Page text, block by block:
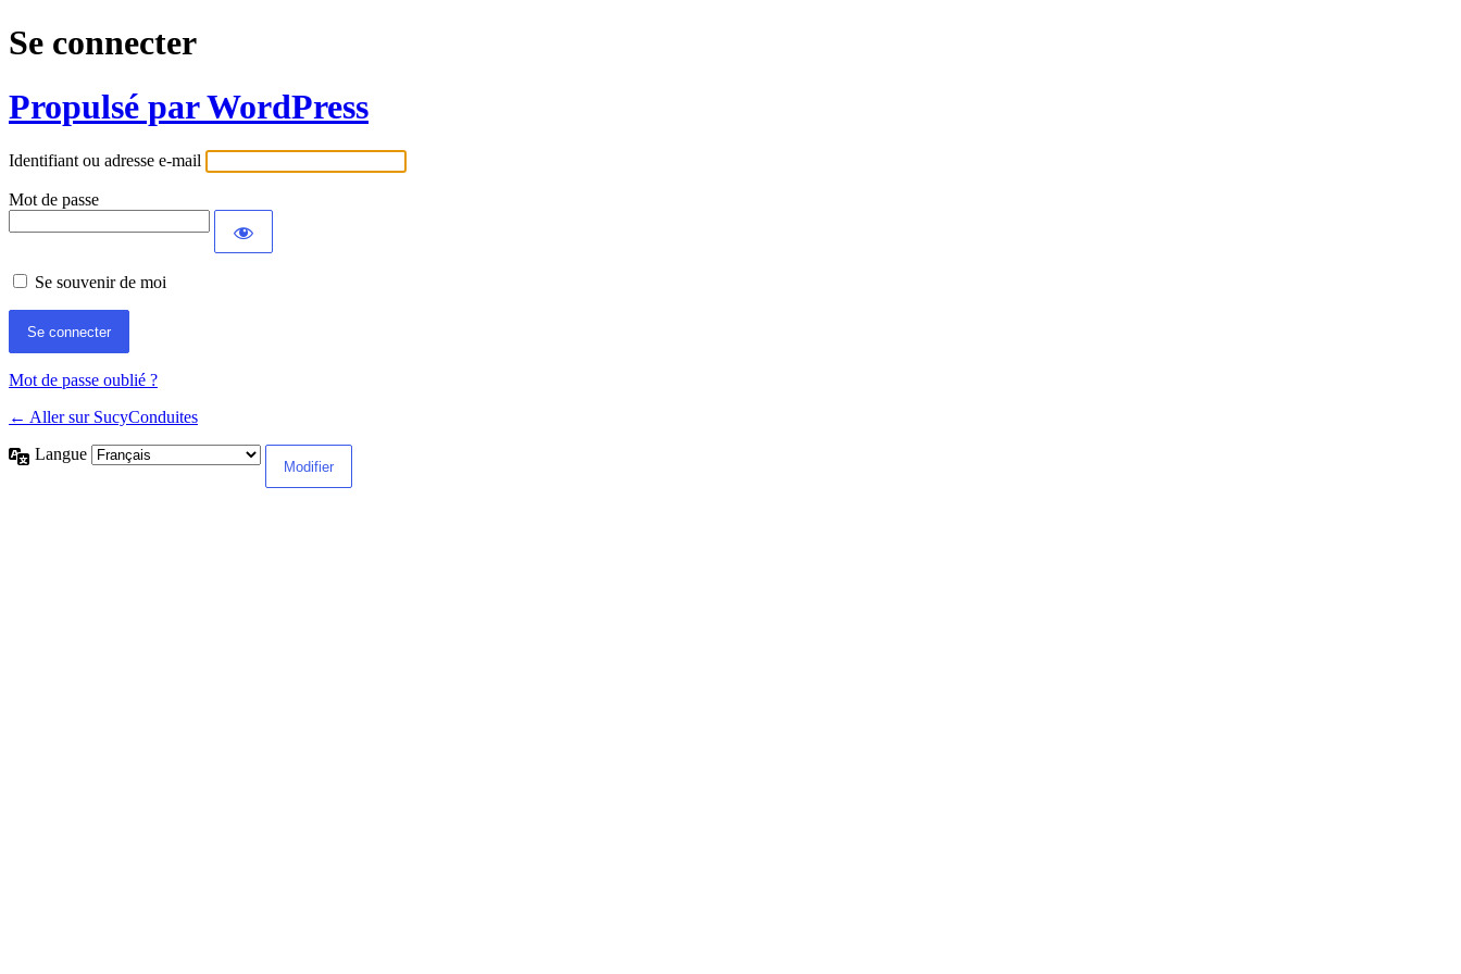
Se connecter
Propulsé par WordPress
Identifiant ou adresse e-mail
Mot de passe
Se souvenir de moi
Mot de passe oublié ?
← Aller sur SucyConduites
Langue